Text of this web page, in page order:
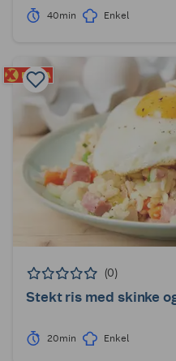
40min Enkel
(0)
Stekt ris med skinke
20min Enkel